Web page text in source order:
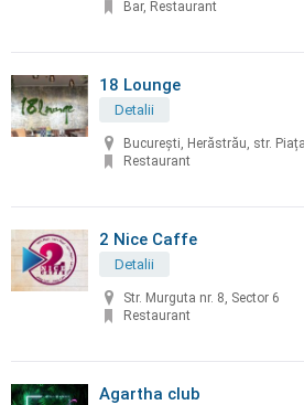
Bar, Restaurant
18 Lounge
Detalii
București, Herăstrău, str.
Restaurant
2 Nice Caffe
Detalii
Str. Murguta nr. 8, Sector 6
Restaurant
Agartha club